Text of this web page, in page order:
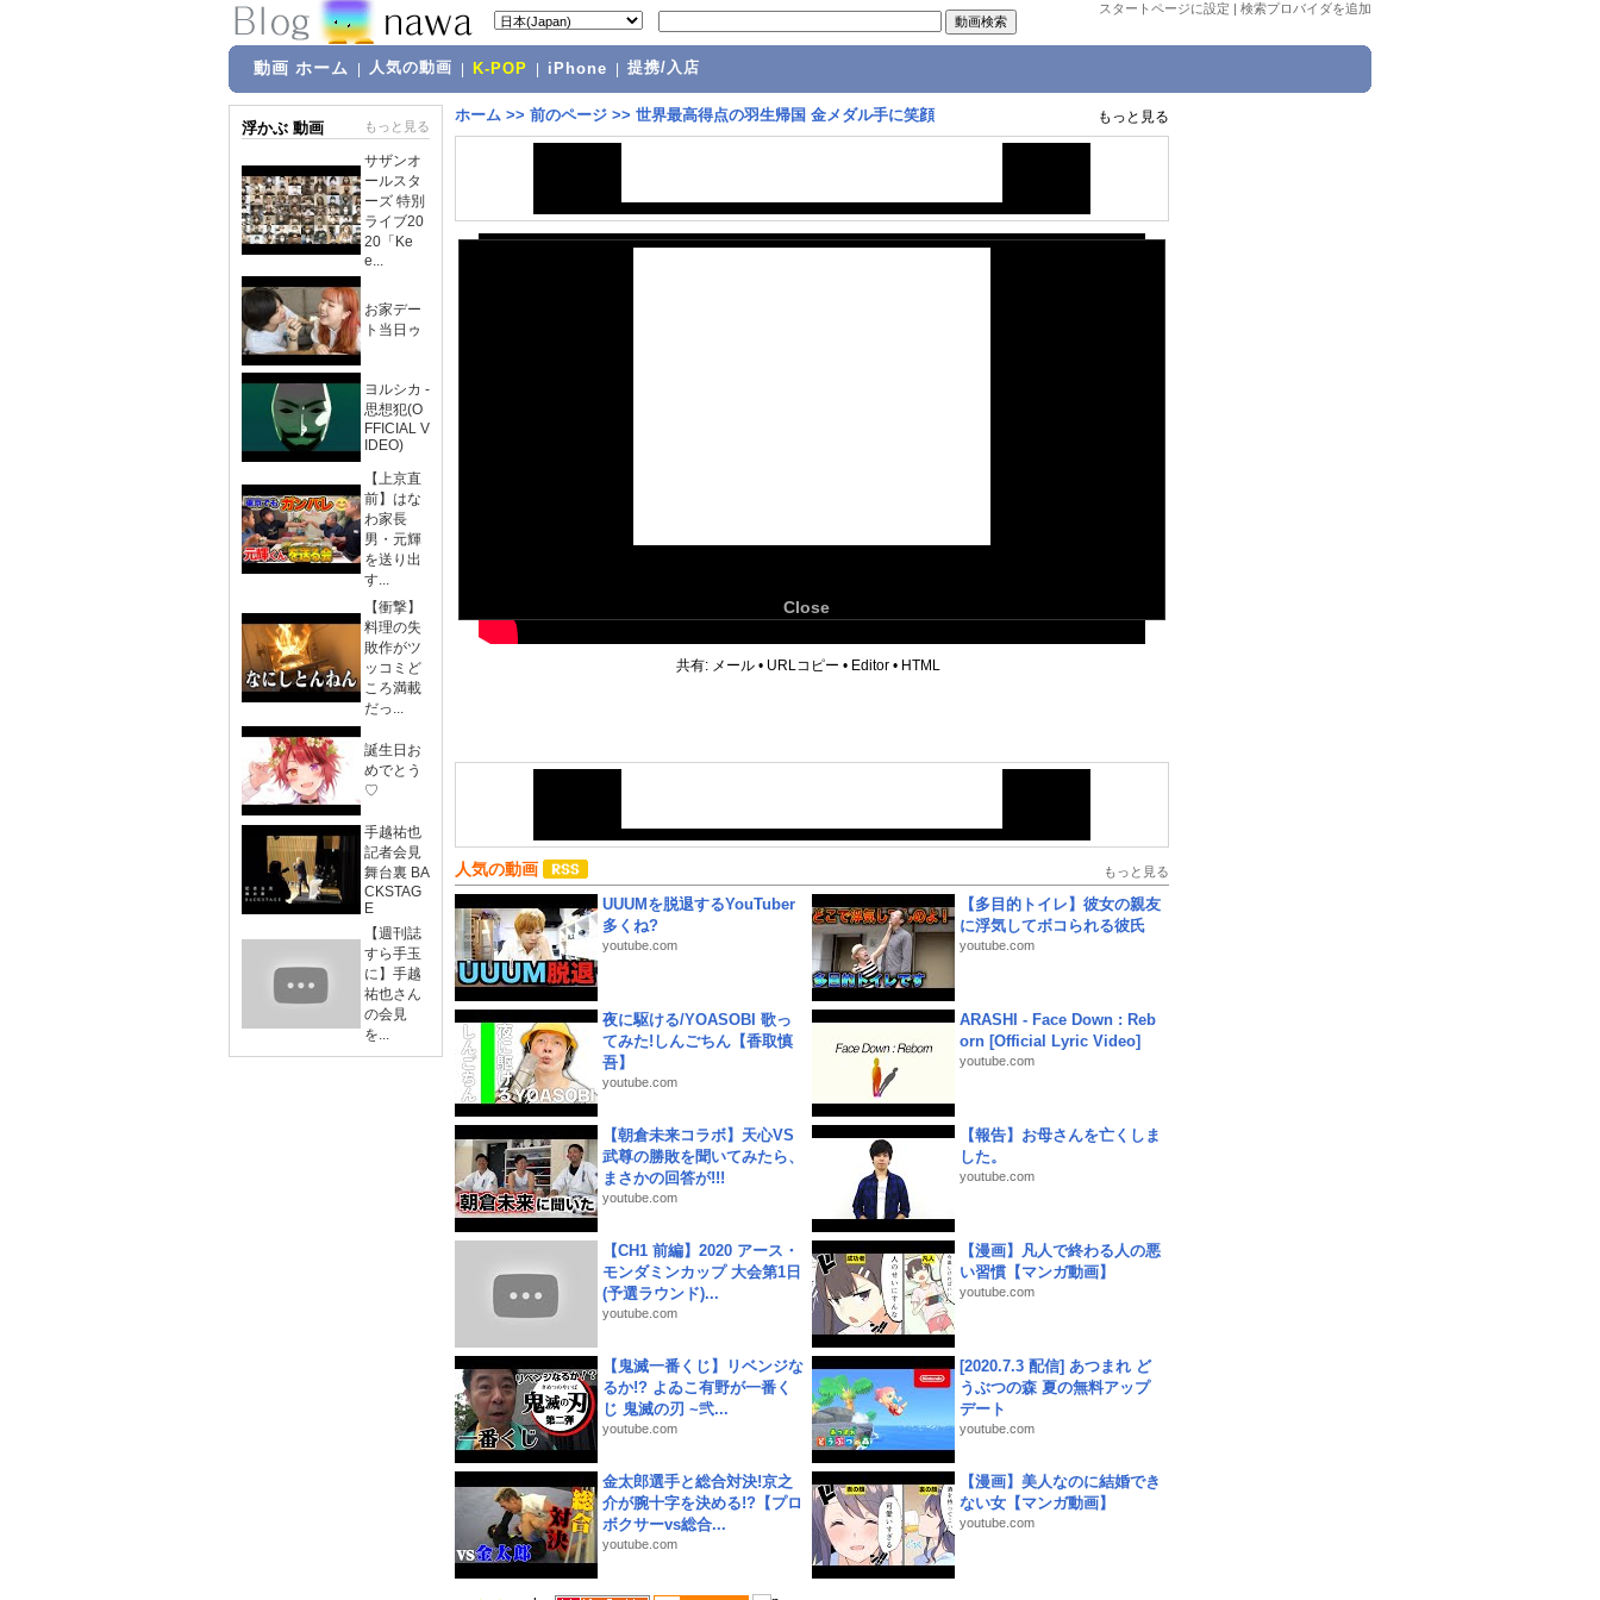
スタートページに設定 | 検索プロバイダを追加
動画 ホーム 人気の動画 K-POP iPhone 提携/入店
浮かぶ 動画 もっと見る
サザンオ
ールスタ
ーズ 特別
ライブ20
20「Ke
e...
お家デー
ト当日ゥ
ヨルシカ -
思想犯(O
FFICIAL V
IDEO)
【上京直
前】はな
わ家長
男・元輝
を送り出
す...
【衝撃】
料理の失
敗作がツ
ッコミど
ころ満載
だっ...
誕生日お
めでとう
♡
手越祐也
記者会見
舞台裏 BA
CKSTAG
E
【週刊誌
すら手玉
に】手越
祐也さん
の会見
を...
ホーム >> 前のページ >> 世界最高得点の羽生帰国 金メダル手に笑顔 もっと見る
Close
共有: メール • URLコピー • Editor • HTML
人気の動画 もっと見る
UUUMを脱退するYouTuber
多くね?
youtube.com
【多目的トイレ】彼女の親友
に浮気してボコられる彼氏
youtube.com
夜に駆ける/YOASOBI 歌っ
てみた!しんごちん【香取慎
吾】
youtube.com
ARASHI - Face Down : Reb
orn [Official Lyric Video]
youtube.com
【朝倉未来コラボ】天心VS
武尊の勝敗を聞いてみたら、
まさかの回答が!!!
youtube.com
【報告】お母さんを亡くしま
した。
youtube.com
【CH1 前編】2020 アース・
モンダミンカップ 大会第1日
(予選ラウンド)...
youtube.com
【漫画】凡人で終わる人の悪
い習慣【マンガ動画】
youtube.com
【鬼滅一番くじ】リベンジな
るか!? よゐこ有野が一番く
じ 鬼滅の刃 ~弐...
youtube.com
[2020.7.3 配信] あつまれ ど
うぶつの森 夏の無料アップ
デート
youtube.com
金太郎選手と総合対決!京之
介が腕十字を決める!?【プロ
ボクサーvs総合...
youtube.com
【漫画】美人なのに結婚でき
ない女【マンガ動画】
youtube.com